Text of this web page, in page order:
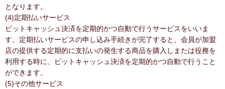
となります。
(4)定期払いサービス
ビットキャッシュ決済を定期的かつ自動で行うサービスをいいま
す。定期払いサービスの申し込み手続きが完了すると、会員が加盟
店の提供する定期的に支払いの発生する商品を購入しまたは役務を
利用する時に、ビットキャッシュ決済を定期的かつ自動で行うこと
ができます。
(5)その他サービス